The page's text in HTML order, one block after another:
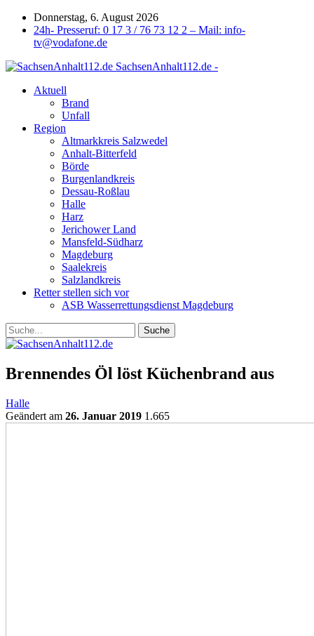
Donnerstag, 6. August 2026
24h- Presseruf: 0 17 3 / 76 73 12 2 – Mail: info-
tv@vodafone.de
SachsenAnhalt112.de -
Aktuell
Brand
Unfall
Region
Altmarkkreis Salzwedel
Anhalt-Bitterfeld
Börde
Burgenlandkreis
Dessau-Roßlau
Halle
Harz
Jerichower Land
Mansfeld-Südharz
Magdeburg
Saalekreis
Salzlandkreis
Retter stellen sich vor
ASB Wasserrettungsdienst Magdeburg
Brennendes Öl löst Küchenbrand aus
Halle
Geändert am 26. Januar 2019 1.665